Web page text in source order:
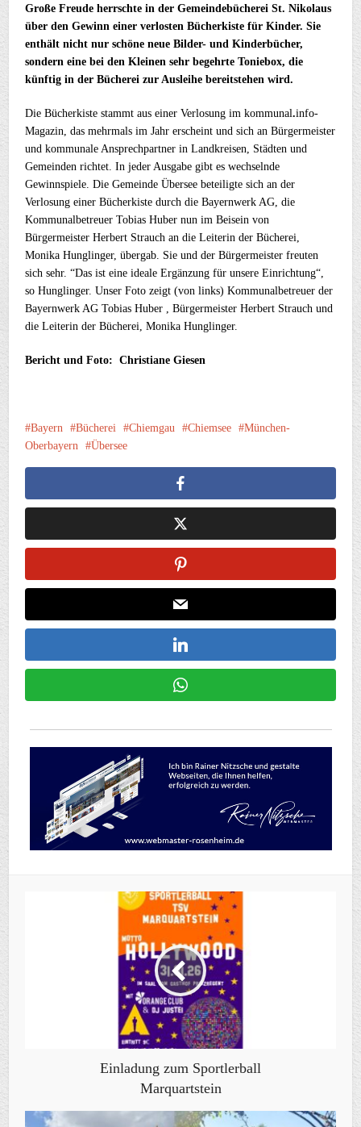
Große Freude herrschte in der Gemeindebücherei St. Nikolaus
über den Gewinn einer verlosten Bücherkiste für Kinder. Sie
enthält nicht nur schöne neue Bilder- und Kinderbücher,
sondern eine bei den Kleinen sehr begehrte Toniebox, die
künftig in der Bücherei zur Ausleihe bereitstehen wird.
Die Bücherkiste stammt aus einer Verlosung im kommunal.info-
Magazin, das mehrmals im Jahr erscheint und sich an Bürgermeister
und kommunale Ansprechpartner in Landkreisen, Städten und
Gemeinden richtet. In jeder Ausgabe gibt es wechselnde
Gewinnspiele. Die Gemeinde Übersee beteiligte sich an der
Verlosung einer Bücherkiste durch die Bayernwerk AG, die
Kommunalbetreuer Tobias Huber nun im Beisein von
Bürgermeister Herbert Strauch an die Leiterin der Bücherei,
Monika Hunglinger, übergab. Sie und der Bürgermeister freuten
sich sehr. “Das ist eine ideale Ergänzung für unsere Einrichtung“,
so Hunglinger. Unser Foto zeigt (von links) Kommunalbetreuer der
Bayernwerk AG Tobias Huber , Bürgermeister Herbert Strauch und
die Leiterin der Bücherei, Monika Hunglinger.
Bericht und Foto: Christiane Giesen
Bayern Bücherei Chiemgau Chiemsee
München-
Oberbayern
Übersee
Einladung zum Sportlerball
Marquartstein